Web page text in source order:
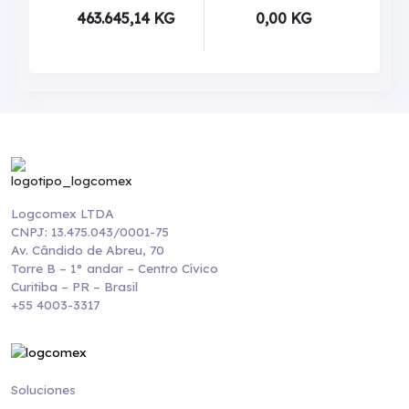
463.645,14 KG 0,00 KG
Logcomex LTDA
CNPJ: 13.475.043/0001-75
Av. Cândido de Abreu, 70
Torre B – 1° andar – Centro Cívico
Curitiba – PR – Brasil
+55 4003-3317
Soluciones